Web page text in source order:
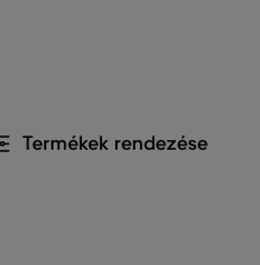
Termékek rendezése